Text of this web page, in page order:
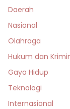
Daerah
Nasional
Olahraga
Hukum dan
Gaya Hidup
Teknologi
Internasional